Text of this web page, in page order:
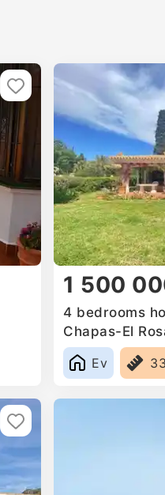
1 500
4 bedrooms
Chapas-El
Ev